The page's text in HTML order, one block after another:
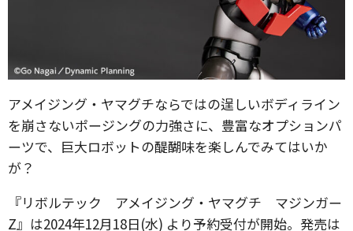
アメイジング・ヤマグチならではの逞しいボディライン
を崩さないポージングの力強さに、豊富なオプションパ
ーツで、巨大ロボットの醍醐味を楽しんでみてはいか
が？
『リボルテック アメイジング・ヤマグチ マジンガー
Z』は2024年12月18日(水) より予約受付が開始。発売は